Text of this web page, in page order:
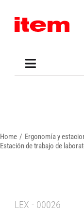
content
Toggle
Home
Ergonomía y
Estación de trabajo de
LEX - 00026